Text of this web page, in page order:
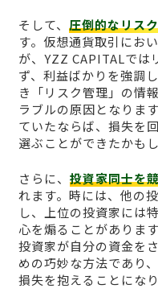
そして、 圧倒的なリス
す。仮想通貨取引にお
が、YZZ CAPITALでは
ず、利益ばかりを強調
き「リスク管理」の情
ラブルの原因となりま
ていたならば、損失を
選ぶことができたかも
さらに、 投資家同士を
れます。時には、他の
し、上位の投資家には
心を煽ることがありま
投資家が自分の資金を
めの巧妙な方法であり
損失を抱えることになり